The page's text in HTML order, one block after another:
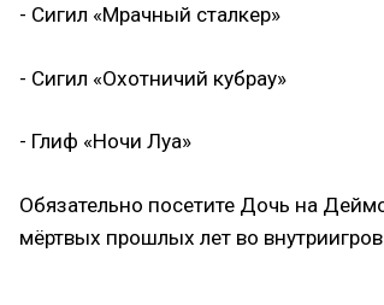
- Сигил «Мрачный сталкер»
- Сигил «Охотничий кубрау»
- Глиф «Ночи Луа»
Обязательно посетите Дочь на
мёртвых прошлых лет во